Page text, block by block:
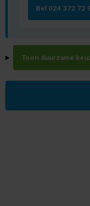
Bel 024 372 72
Toon duurzame